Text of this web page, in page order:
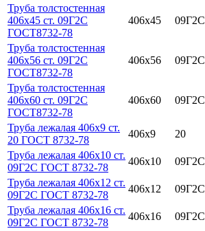
Труба толстостенная
406х45 ст. 09Г2С
ГОСТ8732-78
406х45 09Г2С
Труба толстостенная
406х56 ст. 09Г2С
ГОСТ8732-78
406х56 09Г2С
Труба толстостенная
406х60 ст. 09Г2С
ГОСТ8732-78
406х60 09Г2С
Труба лежалая 406х9 ст.
20 ГОСТ 8732-78
406х9 20
Труба лежалая 406х10 ст.
09Г2С ГОСТ 8732-78
406х10 09Г2С
Труба лежалая 406х12 ст.
09Г2С ГОСТ 8732-78
406х12 09Г2С
Труба лежалая 406х16 ст.
09Г2С ГОСТ 8732-78
406х16 09Г2С